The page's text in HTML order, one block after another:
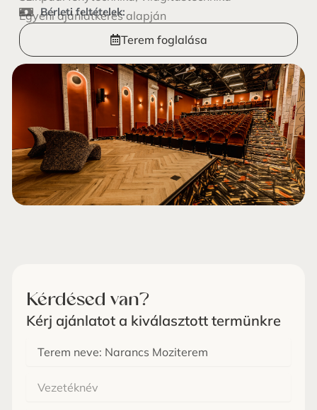
Bérleti feltételek:
Egyéni ajánlatkérés alapján
Terem foglalása
Kérdésed van?
Kérj ajánlatot a kiválasztott termünkre
terem